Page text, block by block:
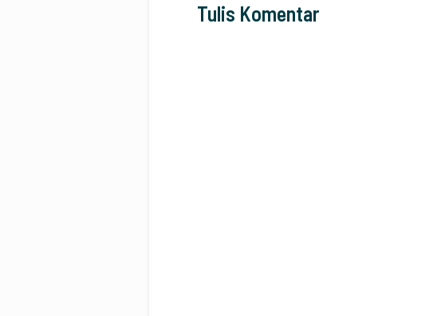
Tulis Komentar